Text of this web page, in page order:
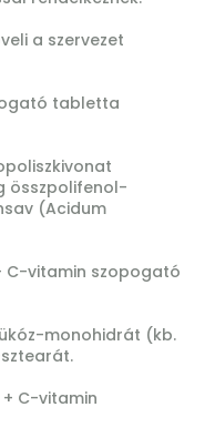
a szervezet
tabletta
összpolifenol-
(Acidum
C-vitamin szopogató
monohidrát (kb.
C-vitamin